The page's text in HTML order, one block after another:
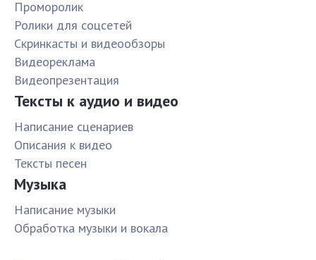
Проморолик
Ролики для соцсетей
Скринкасты и видеообзоры
Видеореклама
Видеопрезентация
Тексты к аудио и видео
Написание сценариев
Описания к видео
Тексты песен
Музыка
Написание музыки
Обработка музыки и вокала